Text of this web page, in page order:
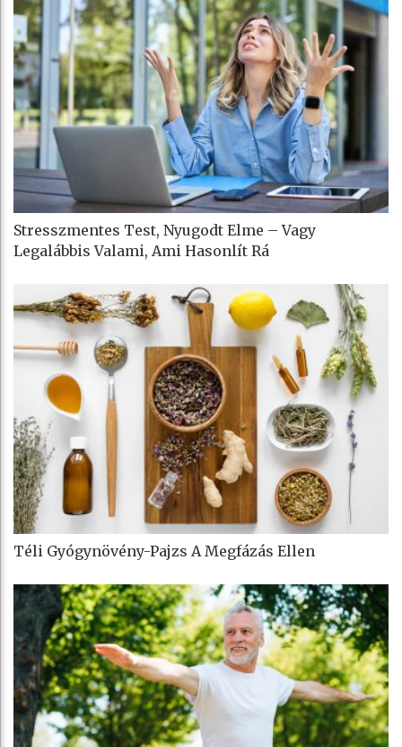
Stresszmentes Test, Nyugodt Elme – Vagy
Legalábbis Valami, Ami Hasonlít Rá
Téli Gyógynövény-Pajzs A Megfázás Ellen